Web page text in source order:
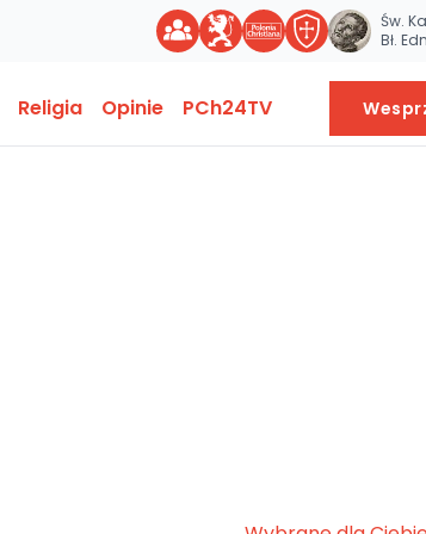
Św.
Bł.
Religia Opinie PCh24TV